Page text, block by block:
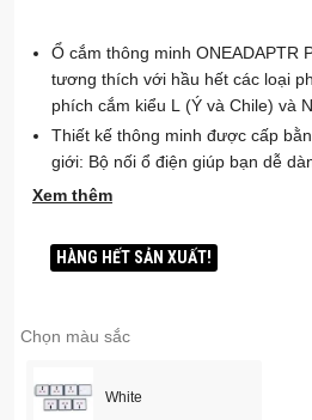
Ổ cắm thông minh ONEADAPTR
tương thích với hầu hết các loại
phích cắm kiểu L (Ý và Chile) và
Thiết kế thông minh được cấp
giới: Bộ nối ổ điện giúp bạn dễ
cắm điện tùy ý(Chỉ tương thích
Sản phẩm được tích hợp cầu chì
điện khi bị đột biến và tự động
Ngoài ra, Ổ cắm thông minh
Xem thêm
HÀNG HẾT SẢN XUẤT!
Chọn màu sắc
White